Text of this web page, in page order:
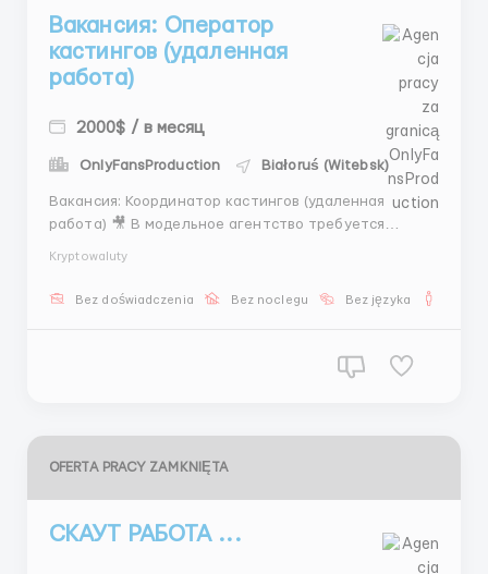
Вакансия: Оператор
кастингов (удаленная
работа)
2000$ / в месяц
OnlyFansProduction Białoruś (Witebsk)
Вакансия: Координатор кастингов (удаленная
работа) 🎥 В модельное агентство требуется
вопросах портфолио. Функции: 🎥 Общение с
Kryptowaluty
Bez doświadczenia Bez noclegu Bez języka
OFERTA PRACY ZAMKNIĘTA
СКАУТ РАБОТА ...